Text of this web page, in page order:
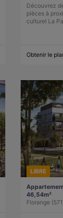
Découvrez
pièces à
culturel La
Obtenir le
LIBRE
46,54m²
Florange